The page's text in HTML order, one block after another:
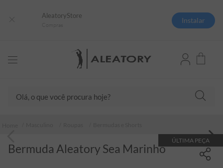
AleatoryStore
Instalar
ÚLTIMA PEÇA
Bermuda Aleatory Sea Marinho
camisas polo
2º
camiseta listrada